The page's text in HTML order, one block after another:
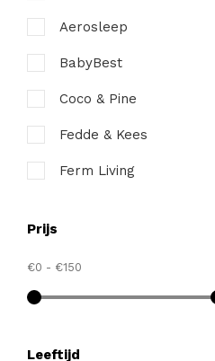
Aerosleep
BabyBest
Coco & Pine
Fedde & Kees
Ferm Living
Mister Fly
Prijs
€0 - €150
Leeftijd